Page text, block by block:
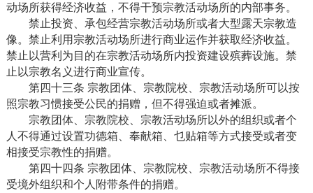
动场所获得经济收益，不得干预宗教活动场所的内部事务。
禁止投资、承包经营宗教活动场所或者大型露天宗教造
像。禁止利用宗教活动场所进行商业运作并获取经济收益。
禁止以营利为目的在宗教活动场所内投资建设殡葬设施。禁
止以宗教名义进行商业宣传。
第四十三条 宗教团体、宗教院校、宗教活动场所可以按
照宗教习惯接受公民的捐赠，但不得强迫或者摊派。
宗教团体、宗教院校、宗教活动场所以外的组织或者个
人不得通过设置功德箱、奉献箱、乜贴箱等方式接受或者变
相接受宗教性的捐赠。
第四十四条 宗教团体、宗教院校、宗教活动场所不得接
受境外组织和个人附带条件的捐赠。